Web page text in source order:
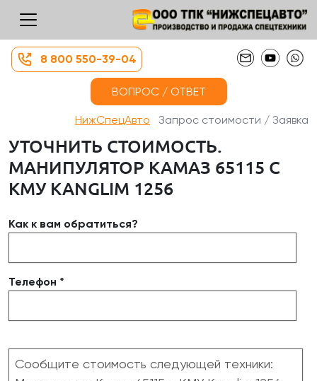
8 800 550-39-04
ВОПРОС / ОТВЕТ
НижСпецАвто Запрос стоимости / Заявка
УТОЧНИТЬ СТОИМОСТЬ.
МАНИПУЛЯТОР КАМАЗ 65115 С
КМУ KANGLIM 1256
Как к вам обратиться?
Телефон *